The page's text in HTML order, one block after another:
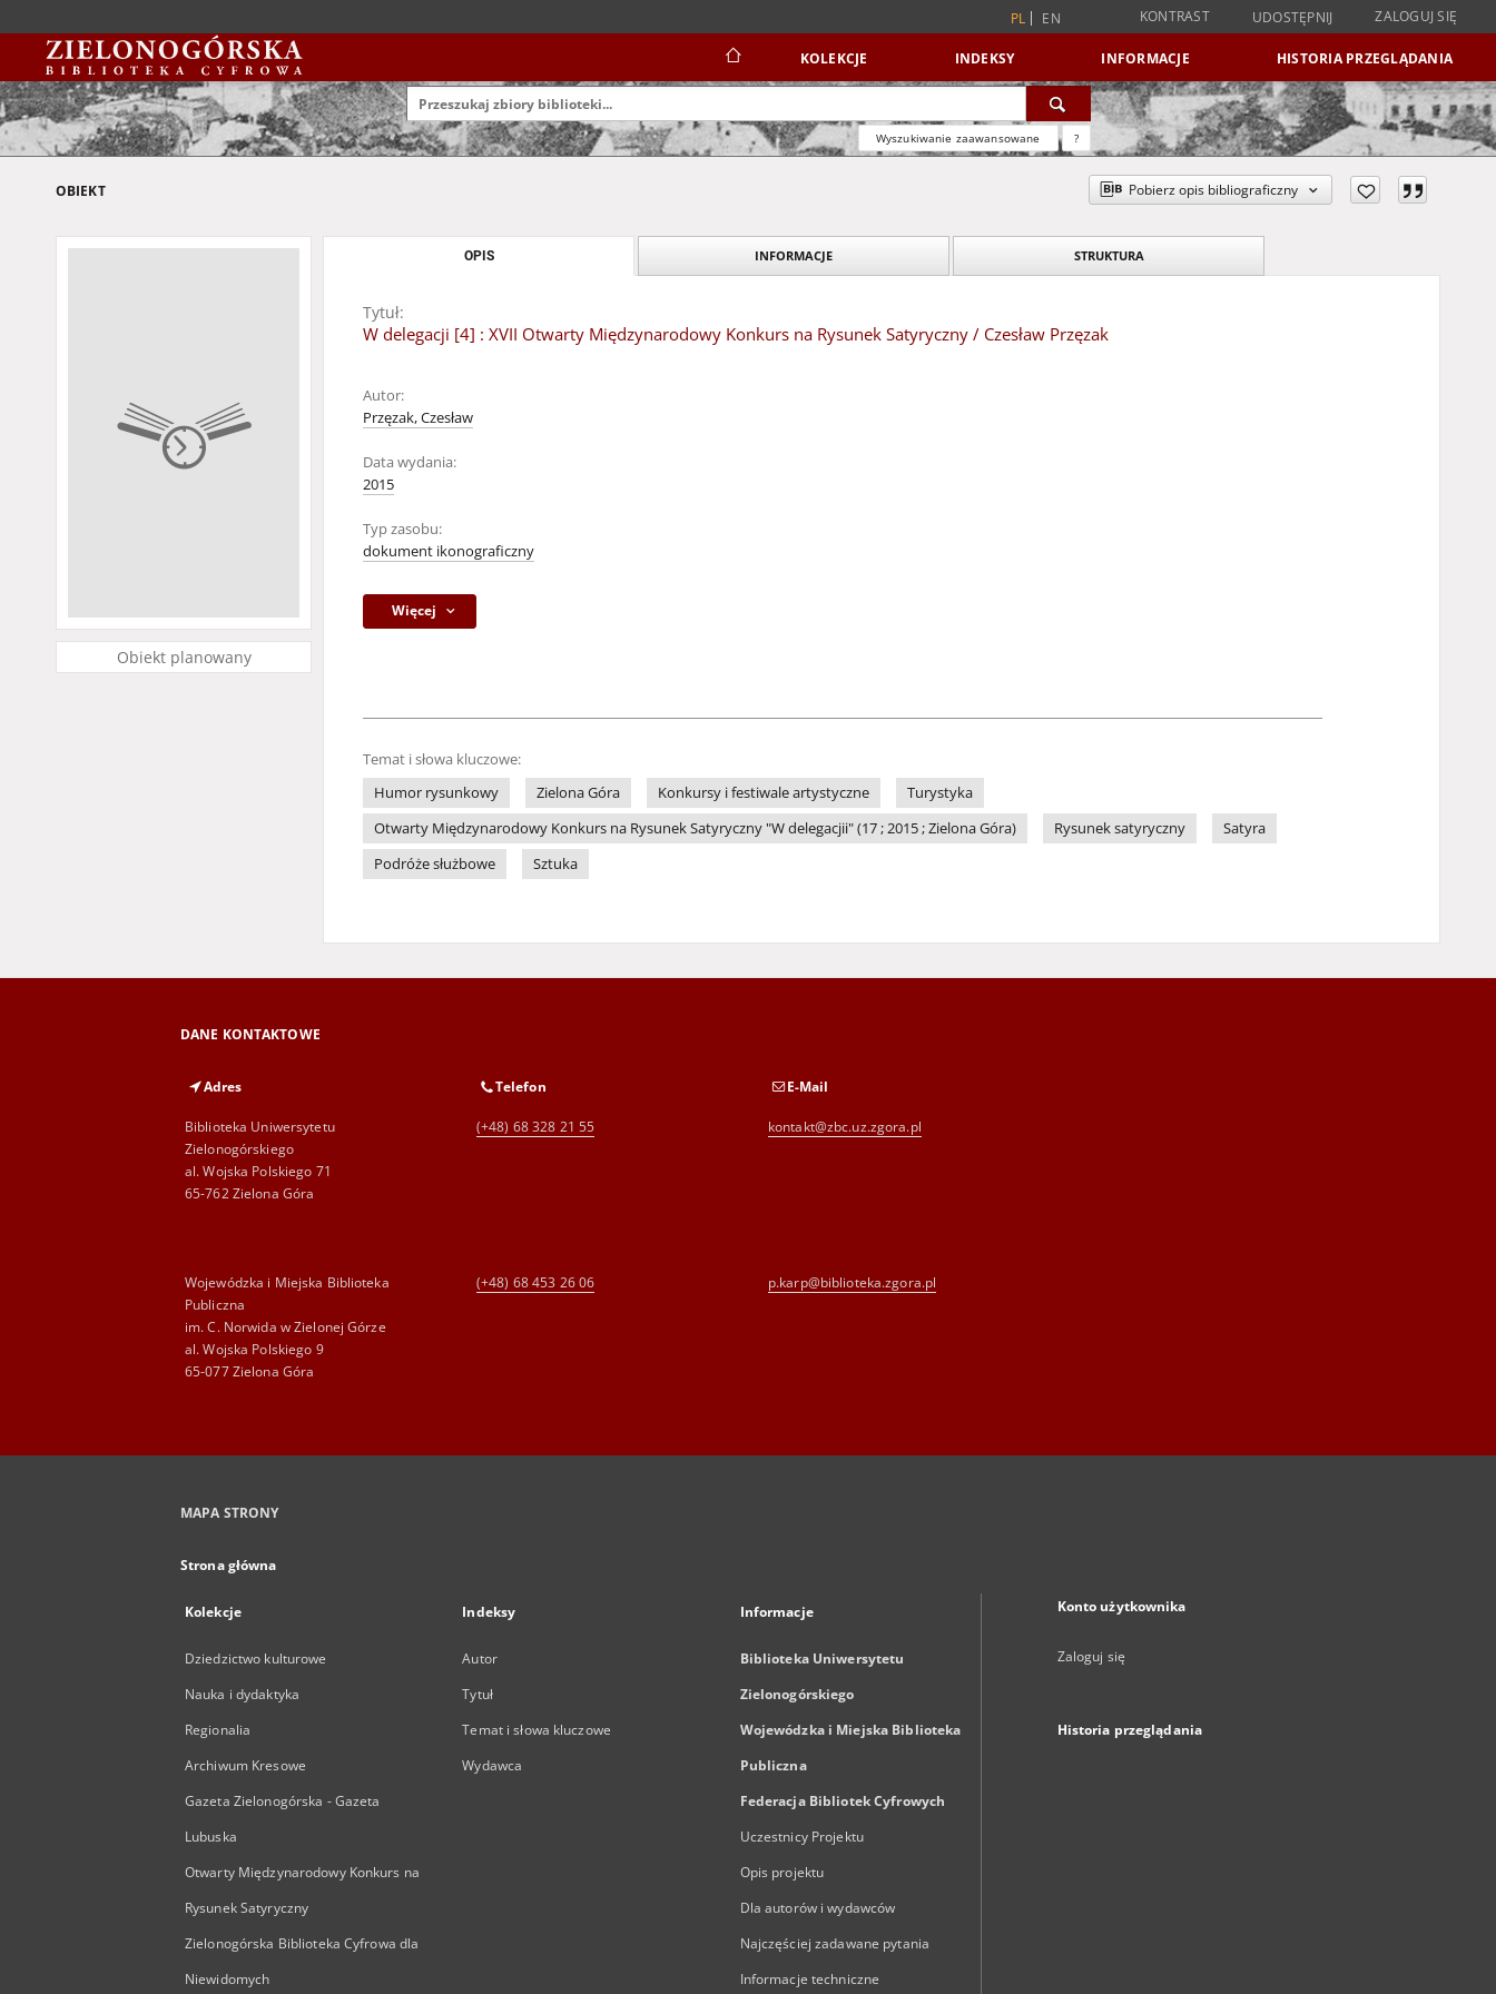
PL EN KONTRAST UDOSTĘPNIJ ZALOGUJ SIĘ
KOLEKCJE INDEKSY INFORMACJE HISTORIA PRZEGLĄDANIA
Wyszukiwanie zaawansowane ?
OBIEKT Pobierz opis bibliograficzny
Obiekt planowany
OPIS INFORMACJE STRUKTURA
Tytuł:
W delegacji [4] : XVII Otwarty Międzynarodowy Konkurs na Rysunek Satyryczny / Czesław Przęzak
Autor:
Przęzak, Czesław
Data wydania:
2015
Typ zasobu:
dokument ikonograficzny
Więcej
Temat i słowa kluczowe:
Humor rysunkowy
Zielona Góra Konkursy i festiwale artystyczne
Turystyka
Otwarty Międzynarodowy Konkurs na Rysunek Satyryczny "W delegacjii" (17 ; 2015 ; Zielona Góra)
Rysunek satyryczny
Satyra
Podróże służbowe
Sztuka
DANE KONTAKTOWE
Adres
Biblioteka Uniwersytetu
Zielonogórskiego
al. Wojska Polskiego 71
65-762 Zielona Góra
Telefon
(+48) 68 328 21 55
E-Mail
kontakt@zbc.uz.zgora.pl
Wojewódzka i Miejska Biblioteka
Publiczna
im. C. Norwida w Zielonej Górze
al. Wojska Polskiego 9
65-077 Zielona Góra
(+48) 68 453 26 06 p.karp@biblioteka.zgora.pl
MAPA STRONY
Strona główna
Kolekcje
Dziedzictwo kulturowe
Nauka i dydaktyka
Regionalia
Archiwum Kresowe
Gazeta Zielonogórska - Gazeta
Lubuska
Otwarty Międzynarodowy Konkurs na
Rysunek Satyryczny
Zielonogórska Biblioteka Cyfrowa dla
Niewidomych
Indeksy
Autor
Tytuł
Temat i słowa kluczowe
Wydawca
Informacje
Biblioteka Uniwersytetu
Zielonogórskiego
Wojewódzka i Miejska Biblioteka
Publiczna
Federacja Bibliotek Cyfrowych
Uczestnicy Projektu
Opis projektu
Dla autorów i wydawców
Najczęściej zadawane pytania
Informacje techniczne
Konto użytkownika
Zaloguj się
Historia przeglądania